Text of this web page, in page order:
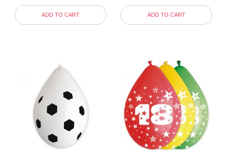
ADD TO CART ADD TO CART